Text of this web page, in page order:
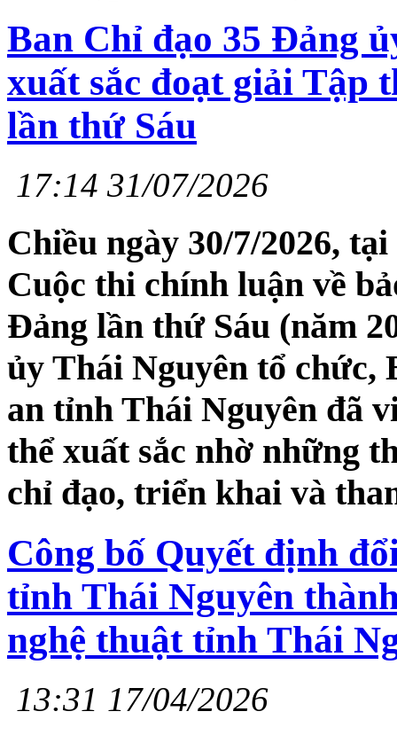
Ban Chỉ đạo 35 Đảng
xuất sắc đoạt giải Tập
lần thứ Sáu
17:14 31/07/2026
Chiều ngày 30/7/2026,
Cuộc thi chính luận về
Đảng lần thứ Sáu (năm
ủy Thái Nguyên tổ chức,
an tỉnh Thái Nguyên đã
thể xuất sắc nhờ những
chỉ đạo, triển khai và
Công bố Quyết định
tỉnh Thái Nguyên
nghệ thuật tỉnh Thái
13:31 17/04/2026